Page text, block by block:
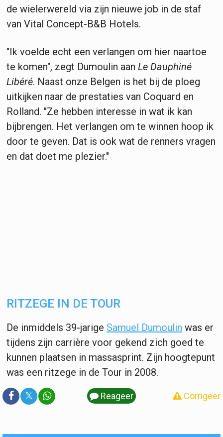
de wielerwereld via zijn nieuwe job in de staf
van Vital Concept-B&B Hotels.
"Ik voelde echt een verlangen om hier naartoe
te komen", zegt Dumoulin aan Le Dauphiné
Libéré. Naast onze Belgen is het bij de ploeg
uitkijken naar de prestaties van Coquard en
Rolland. "Ze hebben interesse in wat ik kan
bijbrengen. Het verlangen om te winnen hoop ik
door te geven. Dat is ook wat de renners vragen
en dat doet me plezier."
RITZEGE IN DE TOUR
De inmiddels 39-jarige Samuel Dumoulin was er
tijdens zijn carrière voor gekend zich goed te
kunnen plaatsen in massasprint. Zijn hoogtepunt
was een ritzege in de Tour in 2008.
𝕏 Reageer Corrigeer